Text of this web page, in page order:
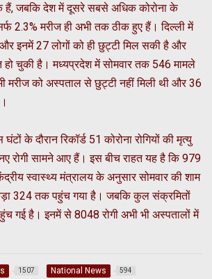
हैं, जबकि देश में दूसरे सबसे अधिक कोरोना के
2.3% मरीज ही अभी तक ठीक हुए हैं। दिल्ली में
इनमें 27 लोगों को ही छुट्टी मिल सकी है और
हो चुकी है। मध्यप्रदेश में सोमवार तक 546 मामले
को अस्पताल से छुट्टी नहीं मिली थी और 36
के दौरान रिकॉर्ड 51 कोरोना रोगियों की मृत्यु
रोगी सामने आए हैं। इस बीच राहत यह है कि 979
स्वास्थ्य मंत्रालय के अनुसार सोमवार की शाम
324 तक पहुंच गया है। जबकि कुल संक्रमितों
गई है। इनमें से 8048 रोगी अभी भी अस्पतालों में
1507 National News 594